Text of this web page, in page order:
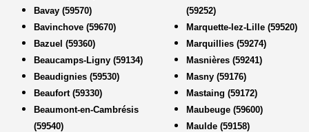
Bavay (59570)
Bavinchove (59670)
Bazuel (59360)
Beaucamps-Ligny (59134)
Beaudignies (59530)
Beaufort (59330)
Beaumont-en-Cambrésis
(59540)
(59252)
Marquette-lez-Lille (59520)
Marquillies (59274)
Masnières (59241)
Masny (59176)
Mastaing (59172)
Maubeuge (59600)
Maulde (59158)